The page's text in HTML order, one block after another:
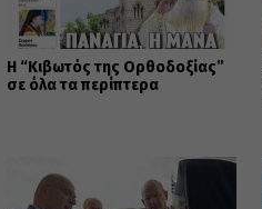
Η “Κιβωτός της Ορθοδοξίας”
σε όλα τα περίπτερα